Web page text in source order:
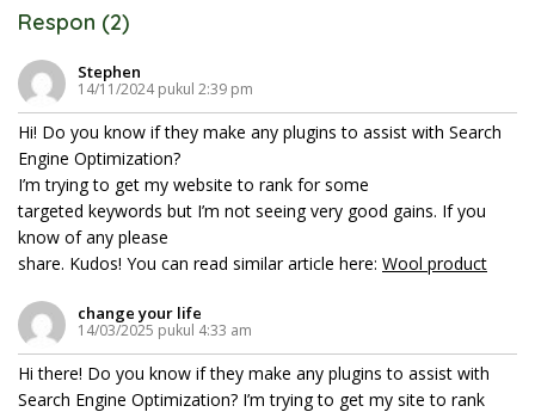
Respon (2)
Stephen
14/11/2024 pukul 2:39 pm
Hi! Do you know if they make any plugins to assist with Search
Engine Optimization?
I’m trying to get my website to rank for some
targeted keywords but I’m not seeing very good gains. If you
know of any please
share. Kudos! You can read similar article here: Wool product
change your life
14/03/2025 pukul 4:33 am
Hi there! Do you know if they make any plugins to assist with
Search Engine Optimization? I’m trying to get my site to rank